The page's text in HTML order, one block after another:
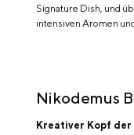
Signature Dish, und
intensiven Aromen
Nikodemus
Kreativer Kopf